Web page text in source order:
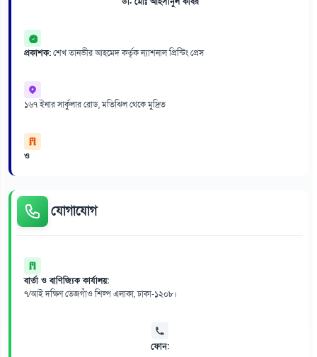
প্রকাশক:শেখ তানভীর আহমেদ কর্তৃক ন্যাশনাল প্রিন্টিং প্রেস
১৬৭ ইনার সার্কুলার রোড, মতিঝিল থেকে মুদ্রিত
ও
যোগাযোগ
বার্তা ও বাণিজ্যিক কার্যালয়:
৭/আই দক্ষিণ তেজগাঁও শিল্প এলাকা, ঢাকা-১২০৮।
ফোন: